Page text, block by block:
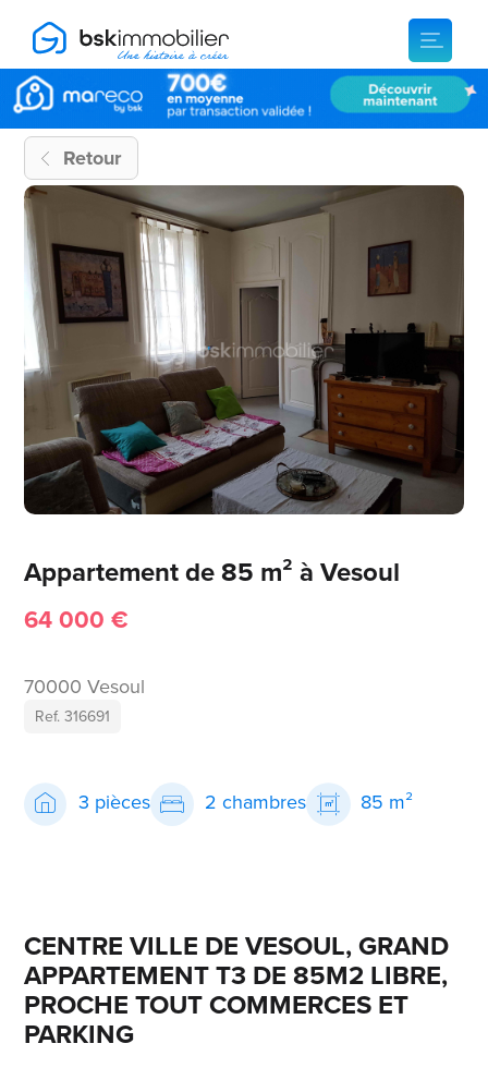
Retour
Appartement de 85 m² à Vesoul
64 000 €
70000 Vesoul
Ref. 316691
3 pièces 2 chambres 85 m²
CENTRE VILLE DE VESOUL, GRAND
APPARTEMENT T3 DE 85M2 LIBRE,
PROCHE TOUT COMMERCES ET
PARKING